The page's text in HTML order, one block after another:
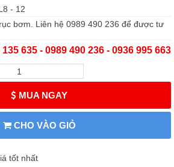
- 12
bơm. Liên hệ 0989 490 236 để được tư
635 - 0989 490 236 - 0936 995 663
MUA NGAY
CHO VÀO GIỎ
tốt nhất